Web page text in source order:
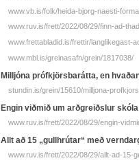
www.vb.is/folk/heida-bjorg-naesti-
www.ruv.is/frett/2022/08/29/finn-ad-
www.frettabladid.is/frettir/langlikegast-
www.mbl.is/greinasafn/grein/1817038/
Milljóna prófkjörsbarátta, en
stundin.is/grein/15610/milljona-
Engin viðmið um arðgreiðslur
www.ruv.is/frett/2022/08/29/engin-
Allt að 15 „gullhrútar“ með
www.ruv.is/frett/2022/08/29/allt-ad-15-